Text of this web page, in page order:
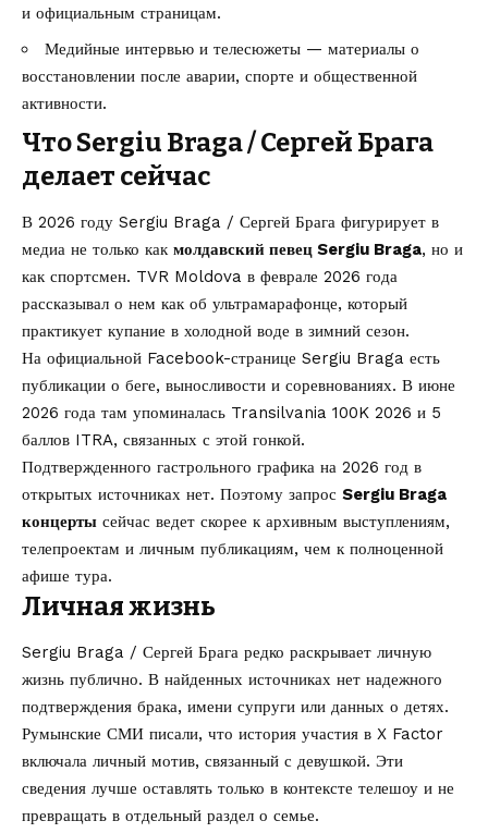
и официальным страницам.
Медийные интервью и телесюжеты — материалы о
восстановлении после аварии, спорте и общественной
активности.
Что Sergiu Braga / Сергей Брага
делает сейчас
В 2026 году Sergiu Braga / Сергей Брага фигурирует в
медиа не только как молдавский певец Sergiu Braga, но и
как спортсмен. TVR Moldova в феврале 2026 года
рассказывал о нем как об ультрамарафонце, который
практикует купание в холодной воде в зимний сезон.
На официальной Facebook-странице Sergiu Braga есть
публикации о беге, выносливости и соревнованиях. В июне
2026 года там упоминалась Transilvania 100K 2026 и 5
баллов ITRA, связанных с этой гонкой.
Подтвержденного гастрольного графика на 2026 год в
открытых источниках нет. Поэтому запрос Sergiu Braga
концерты сейчас ведет скорее к архивным выступлениям,
телепроектам и личным публикациям, чем к полноценной
афише тура.
Личная жизнь
Sergiu Braga / Сергей Брага редко раскрывает личную
жизнь публично. В найденных источниках нет надежного
подтверждения брака, имени супруги или данных о детях.
Румынские СМИ писали, что история участия в X Factor
включала личный мотив, связанный с девушкой. Эти
сведения лучше оставлять только в контексте телешоу и не
превращать в отдельный раздел о семье.